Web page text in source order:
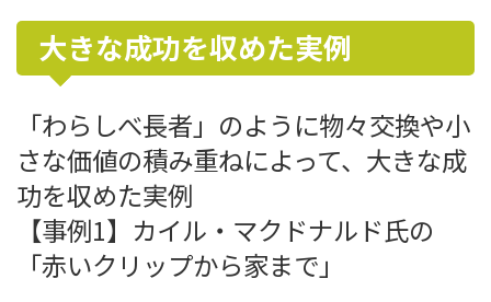
大きな成功を収めた実例
「わらしべ長者」のように物々交換や小
さな価値の積み重ねによって、大きな成
功を収めた実例
【事例1】カイル・マクドナルド氏の
「赤いクリップから家まで」